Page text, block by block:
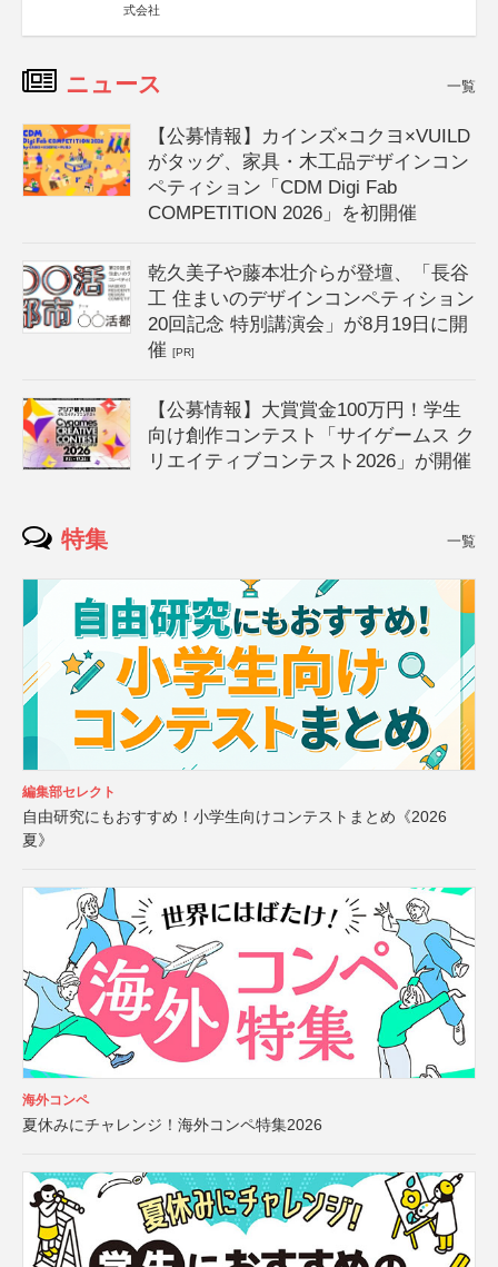
式会社
ニュース 一覧
【公募情報】カインズ×コクヨ×VUILD
がタッグ、家具・木工品デザインコン
ペティション「CDM Digi Fab
COMPETITION 2026」を初開催
乾久美子や藤本壮介らが登壇、「長谷
工 住まいのデザインコンペティション
20回記念 特別講演会」が8月19日に開
催[PR]
【公募情報】大賞賞金100万円！学生
向け創作コンテスト「サイゲームス ク
リエイティブコンテスト2026」が開催
特集 一覧
編集部セレクト
自由研究にもおすすめ！小学生向けコンテストまとめ《2026
夏》
海外コンペ
夏休みにチャレンジ！海外コンペ特集2026